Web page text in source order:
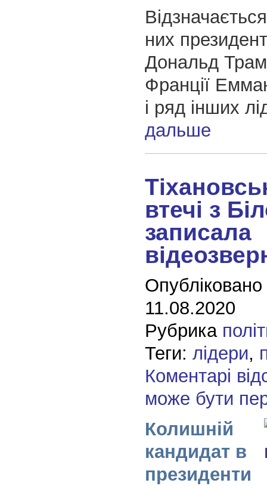
них
Дональд
Франції
і ряд інших
дальше
втечі з
записала
11.08.2020
Рубрика
Теги: лідери,
Коментарі
може бути
Колишній
кандидат в
президенти